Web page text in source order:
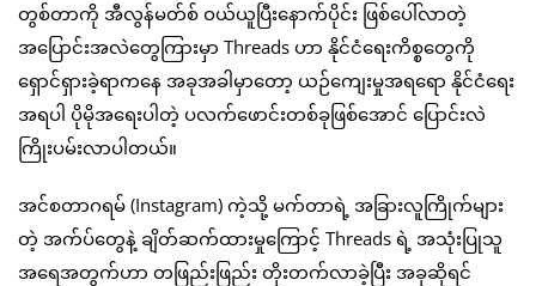
တွစ်တာကို အီလွန်မတ်စ် ဝယ်ယူပြီးနောက်ပိုင်း ဖြစ်ပေါ်လာတဲ့
အပြောင်းအလဲတွေကြားမှာ Threads ဟာ နိုင်ငံရေးကိစ္စတွေကို
ရှောင်ရှားခဲ့ရာကနေ အခုအခါမှာတော့ ယဉ်ကျေးမှုအရရော နိုင်ငံရေး
အရပါ ပိုမိုအရေးပါတဲ့ ပလက်ဖောင်းတစ်ခုဖြစ်အောင် ပြောင်းလဲ
ကြိုးပမ်းလာပါတယ်။
အင်စတာဂရမ် (Instagram) ကဲ့သို့ မက်တာရဲ့ အခြားလူကြိုက်များ
တဲ့ အက်ပ်တွေနဲ့ ချိတ်ဆက်ထားမှုကြောင့် Threads ရဲ့ အသုံးပြုသူ
အရေအတွက်ဟာ တဖြည်းဖြည်း တိုးတက်လာခဲ့ပြီး အခုဆိုရင်